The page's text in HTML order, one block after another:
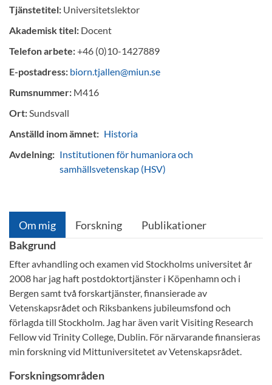
Tjänstetitel: Universitetslektor
Akademisk titel: Docent
Telefon arbete:+46 (0)10-1427889
E-postadress: biorn.tjallen@miun.se
Rumsnummer: M416
Ort:Sundsvall
Anställd inom ämnet: Historia
Avdelning: Institutionen för humaniora och
samhällsvetenskap (HSV)
Om mig Forskning
Publikationer
Bakgrund
Efter avhandling och examen vid Stockholms universitet år
2008 har jag haft postdoktortjänster i Köpenhamn och i
Bergen samt två forskartjänster, finansierade av
Vetenskapsrådet och Riksbankens jubileumsfond och
förlagda till Stockholm. Jag har även varit Visiting Research
Fellow vid Trinity College, Dublin. För närvarande finansieras
min forskning vid Mittuniversitetet av Vetenskapsrådet.
Forskningsområden